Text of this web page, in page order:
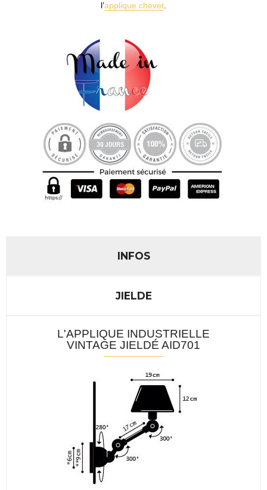
l’applique chevet
INFOS
JIELDE
L'APPLIQUE INDUSTRIELLE
VINTAGE JIELDÉ AID701